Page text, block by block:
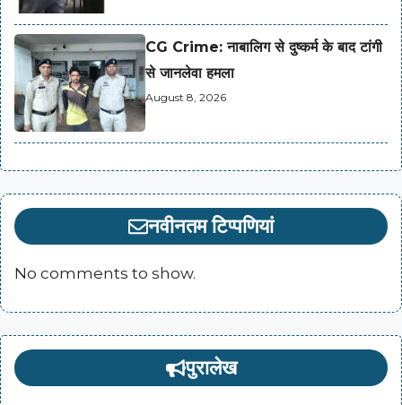
CG Crime: नाबालिग से दुष्कर्म के बाद टांगी
से जानलेवा हमला
August 8, 2026
नवीनतम टिप्पणियां
No comments to show.
पुरालेख